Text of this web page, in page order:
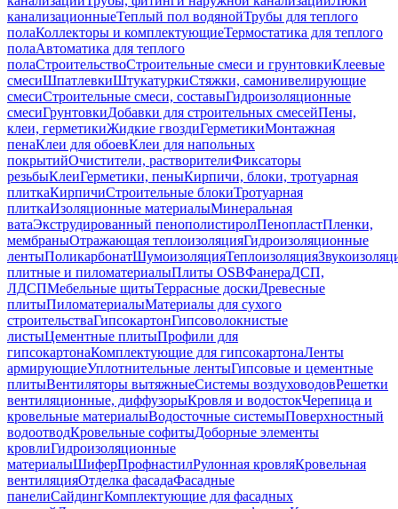
канализационныеТеплый пол водянойТрубы для теплого
полаКоллекторы и комплектующиеТермостатика для теплого
полаАвтоматика для теплого
полаСтроительствоСтроительные смеси и грунтовкиКлеевые
смесиШпатлевкиШтукатуркиСтяжки, самонивелирующие
смесиСтроительные смеси, составыГидроизоляционные
смесиГрунтовкиДобавки для строительных смесейПены,
клеи, герметикиЖидкие гвоздиГерметикиМонтажная
пенаКлеи для обоевКлеи для напольных
покрытийОчистители, растворителиФиксаторы
резьбыКлеиГерметики, пеныКирпичи, блоки, тротуарная
плиткаКирпичиСтроительные блокиТротуарная
плиткаИзоляционные материалыМинеральная
ватаЭкструдированный пенополистиролПенопластПленки,
мембраныОтражающая теплоизоляцияГидроизоляционные
лентыПоликарбонатШумоизоляцияТеплоизоляция
плитные и пиломатериалыПлиты OSBФанераДСП,
ЛДСПМебельные щитыТеррасные доскиДревесные
плитыПиломатериалыМатериалы для сухого
строительстваГипсокартонГипсоволокнистые
листыЦементные плитыПрофили для
гипсокартонаКомплектующие для гипсокартонаЛенты
армирующиеУплотнительные лентыГипсовые и цементные
плитыВентиляторы вытяжныеСистемы воздуховодовРешетки
вентиляционные, диффузорыКровля и водостокЧерепица и
кровельные материалыВодосточные системыПоверхностный
водоотводКровельные софитыДоборные элементы
кровлиГидроизоляционные
материалыШиферПрофнастилРулонная кровляКровельная
вентиляцияОтделка фасадаФасадные
панелиСайдингКомплектующие для фасадных